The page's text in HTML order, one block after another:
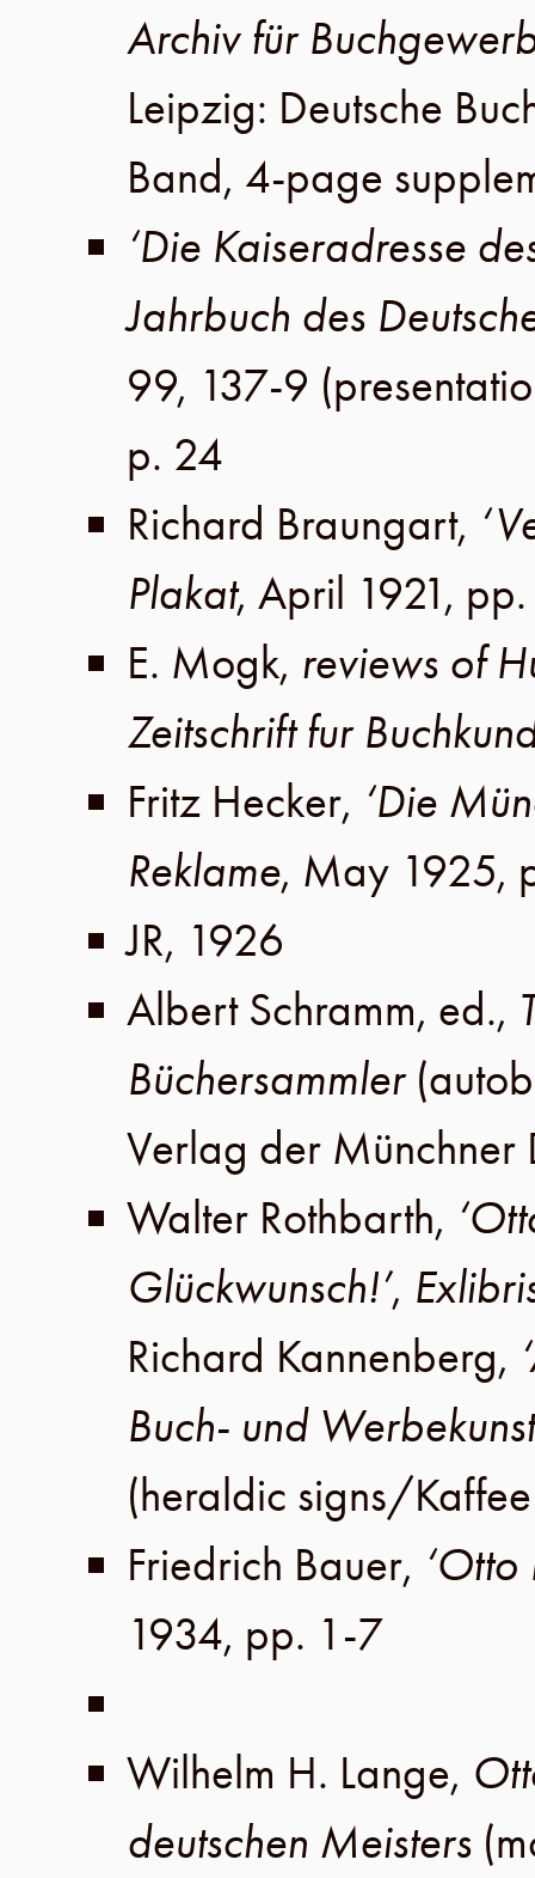
Archiv für
Leipzig: Deutsche
Band, 4-page
‘Die Kaiseradresse
Jahrbuch des
99, 137-9
p. 24
Richard Braungart,
Plakat, April 1921,
E. Mogk, reviews of
Zeitschrift fur
Fritz Hecker, ‘Die
Reklame, May 1925,
JR, 1926
Albert Schramm, ed.,
Büchersammler
Verlag der Münchner
Walter Rothbarth,
Glückwunsch!’,
Richard Kannenberg,
Buch- und Werbekunst
(heraldic signs/
Friedrich Bauer, ‘Otto
1934, pp. 1-7
Wilhelm H. Lange,
deutschen Meisters